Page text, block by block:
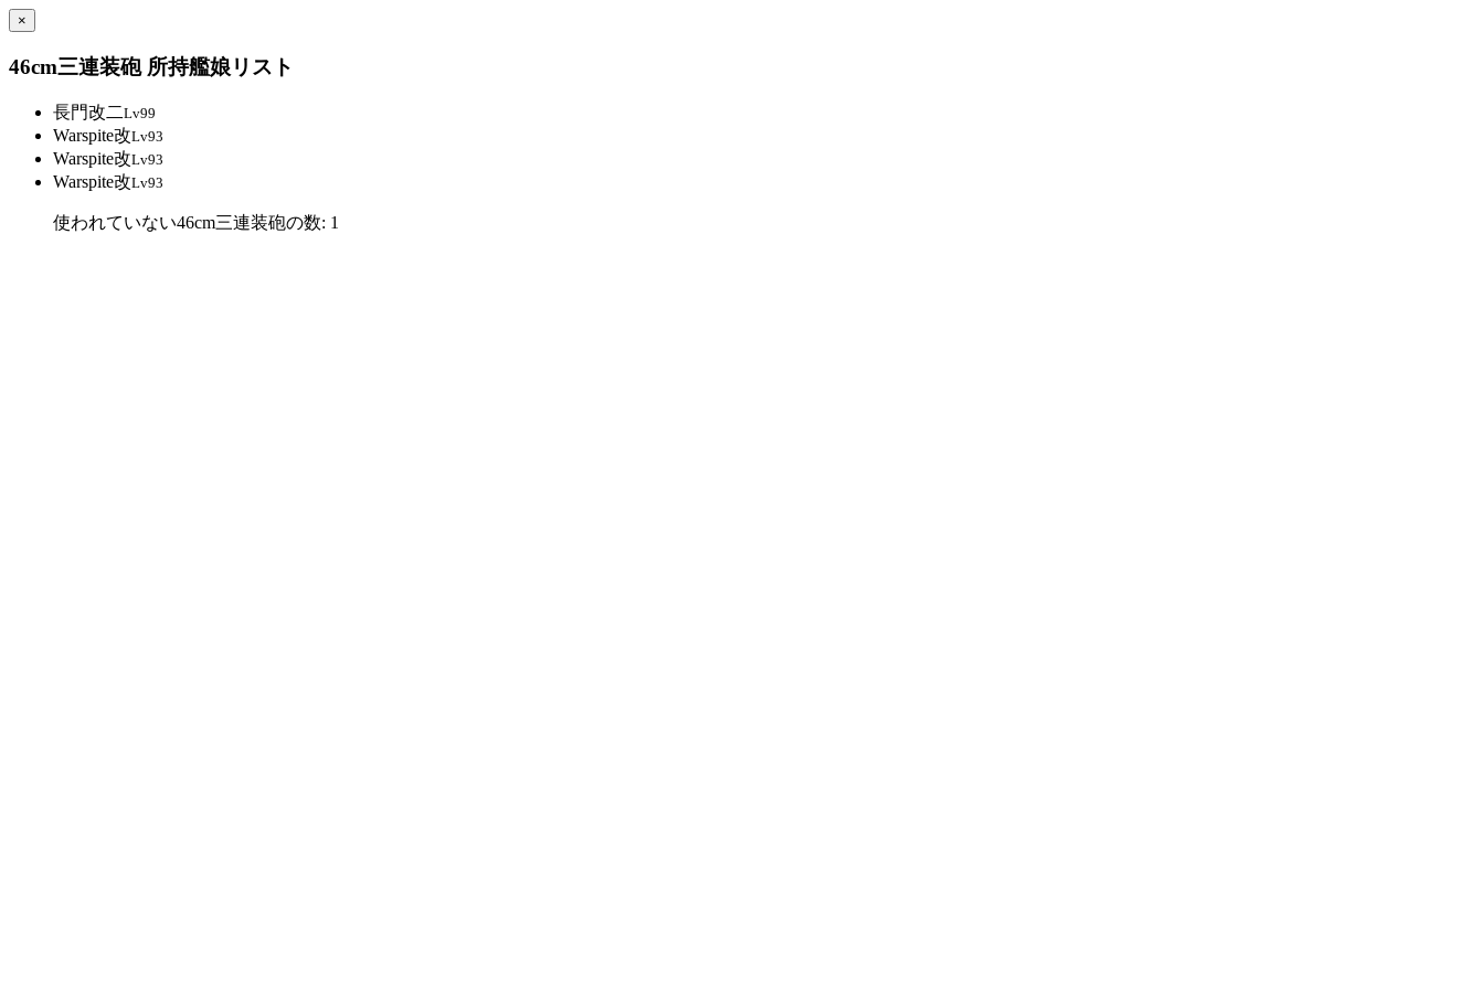
×
46cm三連装砲 所持艦娘リスト
長門改二Lv99
Warspite改Lv93
Warspite改Lv93
Warspite改Lv93
使われていない46cm三連装砲の数: 1